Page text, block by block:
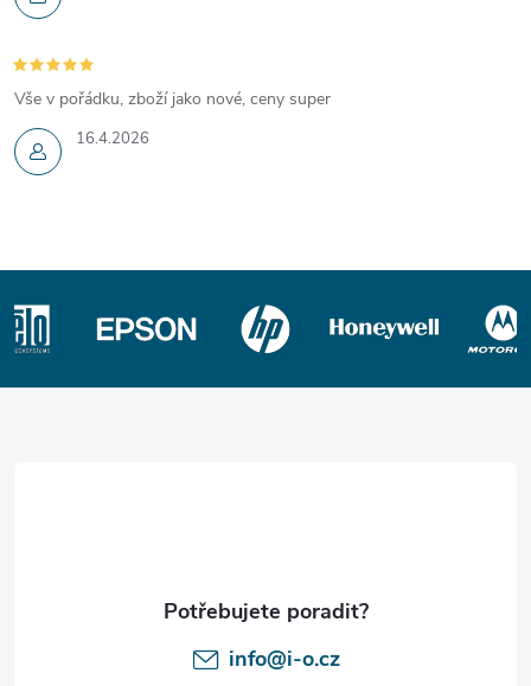
16.4.2026
Vše v pořádku, zboží jako nové, ceny super
Z
info@i-o.cz